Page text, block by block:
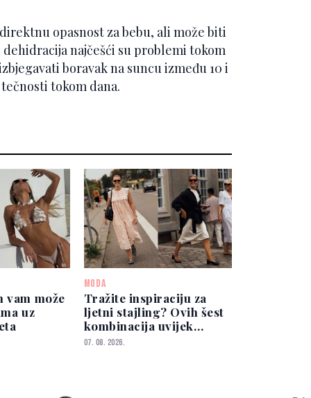
opasnost za bebu, ali može biti
najčešći su problemi tokom
boravak na suncu između 10 i
tokom dana.
vam može
uz
MODA
Tražite inspiraciju za
ljetni stajling? Ovih šest
kombinacija uvijek
izgleda elegantno
07. 08. 2026.